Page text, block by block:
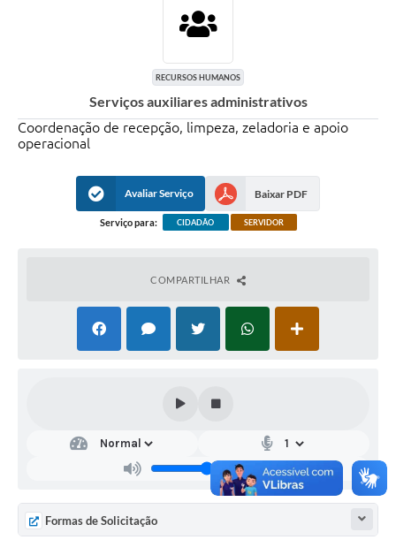
RECURSOS HUMANOS
Serviços auxiliares administrativos
Coordenação de recepção, limpeza, zeladoria e apoio
operacional
Avaliar Serviço Baixar PDF
Serviço para: CIDADÃO SERVIDOR
COMPARTILHAR
Formas de Solicitação